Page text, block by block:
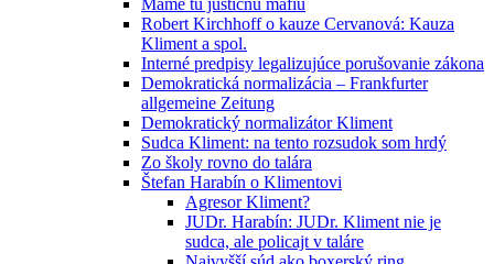
Robert Kirchhoff o kauze Cervanová: Kauza
Kliment a spol.
Interné predpisy legalizujúce porušovanie zákona
Demokratická normalizácia – Frankfurter
allgemeine Zeitung
Demokratický normalizátor Kliment
Sudca Kliment: na tento rozsudok som hrdý
Zo školy rovno do talára
Štefan Harabín o Klimentovi
Agresor Kliment?
JUDr. Harabín: JUDr. Kliment nie je
sudca, ale policajt v taláre